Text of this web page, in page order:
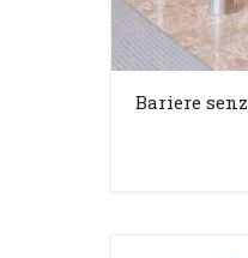
Bariere